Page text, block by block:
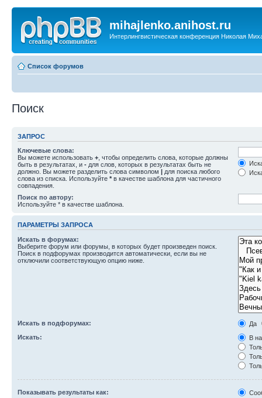
mihajlenko.anihost.ru
Интерлингвистическая конференция Николая
Список форумов
Поиск
ЗАПРОС
Ключевые слова:
Вы можете использовать + , чтобы определить слова, которые должны
быть в результатах, и - для слов, которых в результатах быть не
должно. Вы можете разделить слова символом | для поиска любого
слова из списка. Используйте * в качестве шаблона для частичного
совпадения.
Поиск по автору:
Используйте * в качестве шаблона.
ПАРАМЕТРЫ ЗАПРОСА
Искать в форумах:
Выберите форум или форумы, в которых будет произведен поиск.
Поиск в подфорумах производится автоматически, если вы не
отключили соответствующую опцию ниже.
Искать в подфорумах:
Да
Искать:
В
Показывать результаты как: